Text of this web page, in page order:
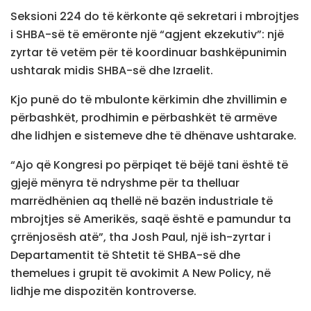
Seksioni 224 do të kërkonte që sekretari i mbrojtjes
i SHBA-së të emëronte një “agjent ekzekutiv”: një
zyrtar të vetëm për të koordinuar bashkëpunimin
ushtarak midis SHBA-së dhe Izraelit.
Kjo punë do të mbulonte kërkimin dhe zhvillimin e
përbashkët, prodhimin e përbashkët të armëve
dhe lidhjen e sistemeve dhe të dhënave ushtarake.
“Ajo që Kongresi po përpiqet të bëjë tani është të
gjejë mënyra të ndryshme për ta thelluar
marrëdhënien aq thellë në bazën industriale të
mbrojtjes së Amerikës, saqë është e pamundur ta
çrrënjosësh atë”, tha Josh Paul, një ish-zyrtar i
Departamentit të Shtetit të SHBA-së dhe
themelues i grupit të avokimit A New Policy, në
lidhje me dispozitën kontroverse.